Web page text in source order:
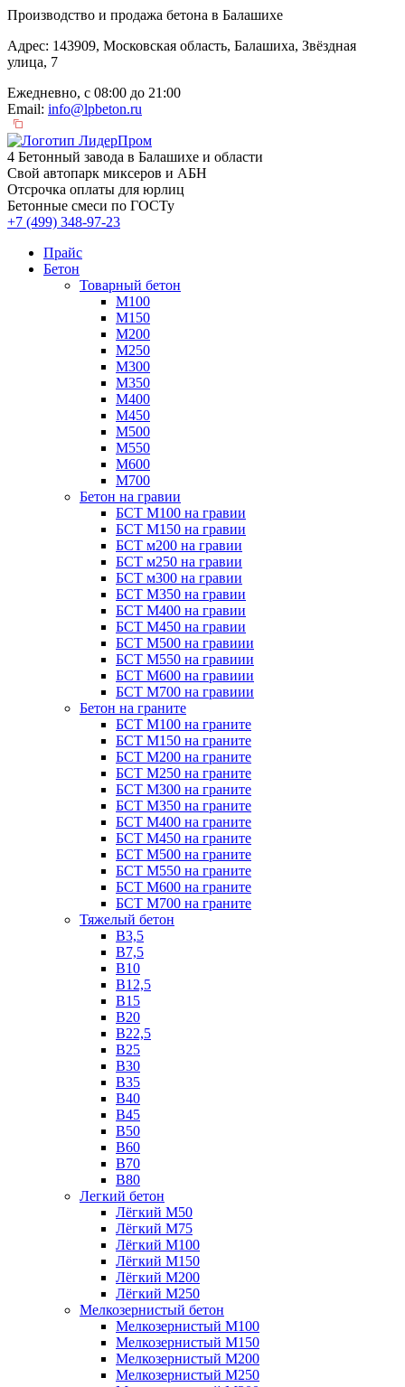
Производство и продажа бетона в Балашихе
Адрес: 143909, Московская область, Балашиха, Звёздная
улица, 7
Ежедневно, с 08:00 до 21:00
Email: info@lpbeton.ru
4 Бетонный завода в Балашихе и области
Свой автопарк миксеров и АБН
Отсрочка оплаты для юрлиц
Бетонные смеси по ГОСТу
+7 (499) 348-97-23
Прайс
Бетон
Товарный бетон
М100
М150
М200
М250
М300
М350
М400
М450
М500
М550
М600
М700
Бетон на гравии
БСТ М100 на гравии
БСТ М150 на гравии
БСТ м200 на гравии
БСТ м250 на гравии
БСТ м300 на гравии
БСТ М350 на гравии
БСТ М400 на гравии
БСТ М450 на гравии
БСТ М500 на гравиии
БСТ М550 на гравиии
БСТ М600 на гравиии
БСТ М700 на гравиии
Бетон на граните
БСТ М100 на граните
БСТ М150 на граните
БСТ М200 на граните
БСТ М250 на граните
БСТ М300 на граните
БСТ М350 на граните
БСТ М400 на граните
БСТ М450 на граните
БСТ М500 на граните
БСТ М550 на граните
БСТ М600 на граните
БСТ М700 на граните
Тяжелый бетон
В3,5
B7,5
В10
В12,5
B15
B20
В22,5
В25
B30
В35
B40
В45
B50
B60
B70
B80
Легкий бетон
Лёгкий М50
Лёгкий М75
Лёгкий М100
Лёгкий М150
Лёгкий М200
Лёгкий М250
Мелкозернистый бетон
Мелкозернистый М100
Мелкозернистый М150
Мелкозернистый М200
Мелкозернистый М250